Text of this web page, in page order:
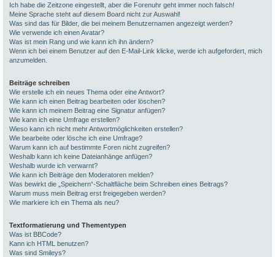
Ich habe die Zeitzone eingestellt, aber die Forenuhr geht immer noch falsch!
Meine Sprache steht auf diesem Board nicht zur Auswahl!
Was sind das für Bilder, die bei meinem Benutzernamen angezeigt werden?
Wie verwende ich einen Avatar?
Was ist mein Rang und wie kann ich ihn ändern?
Wenn ich bei einem Benutzer auf den E-Mail-Link klicke, werde ich aufgefordert, mich
anzumelden.
Beiträge schreiben
Wie erstelle ich ein neues Thema oder eine Antwort?
Wie kann ich einen Beitrag bearbeiten oder löschen?
Wie kann ich meinem Beitrag eine Signatur anfügen?
Wie kann ich eine Umfrage erstellen?
Wieso kann ich nicht mehr Antwortmöglichkeiten erstellen?
Wie bearbeite oder lösche ich eine Umfrage?
Warum kann ich auf bestimmte Foren nicht zugreifen?
Weshalb kann ich keine Dateianhänge anfügen?
Weshalb wurde ich verwarnt?
Wie kann ich Beiträge den Moderatoren melden?
Was bewirkt die „Speichern“-Schaltfläche beim Schreiben eines Beitrags?
Warum muss mein Beitrag erst freigegeben werden?
Wie markiere ich ein Thema als neu?
Textformatierung und Thementypen
Was ist BBCode?
Kann ich HTML benutzen?
Was sind Smileys?